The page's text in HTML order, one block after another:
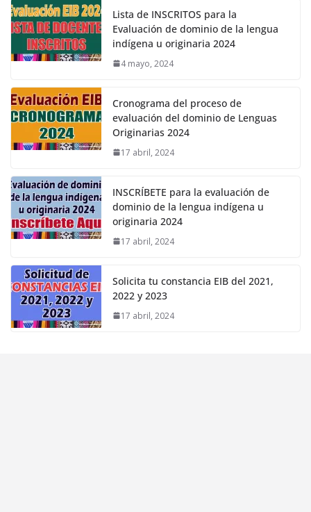
Lista de INSCRITOS para la
Evaluación de dominio de la lengua
indígena u originaria 2024
4 mayo, 2024
Cronograma del proceso de
evaluación del dominio de Lenguas
Originarias 2024
17 abril, 2024
INSCRÍBETE para la evaluación de
dominio de la lengua indígena u
originaria 2024
17 abril, 2024
Solicita tu constancia EIB del 2021,
2022 y 2023
17 abril, 2024